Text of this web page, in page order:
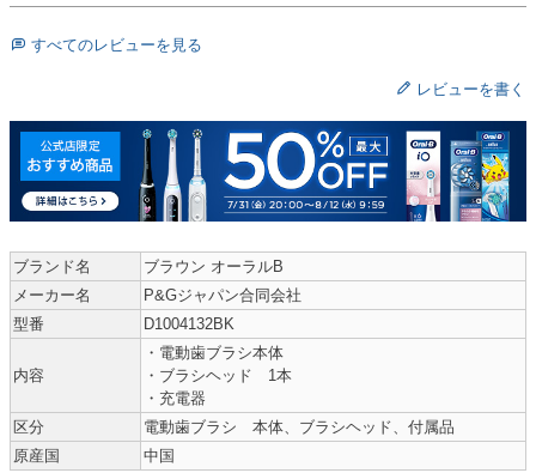
すべてのレビューを見る
レビューを書く
ブランド名
ブラウン オーラルB
メーカー名
P&Gジャパン合同会社
型番
D1004132BK
内容
・電動歯ブラシ本体
・ブラシヘッド 1本
・充電器
区分
電動歯ブラシ 本体、ブラシヘッド、付属品
原産国
中国